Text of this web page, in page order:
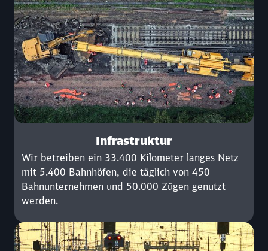
Infrastruktur
Wir betreiben ein 33.400 Kilometer langes Netz
mit 5.400 Bahnhöfen, die täglich von 450
Bahnunternehmen und 50.000 Zügen genutzt
werden.